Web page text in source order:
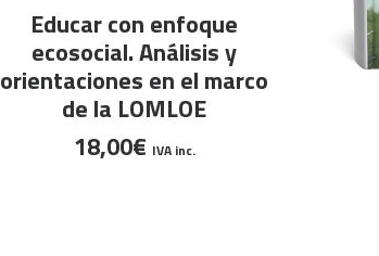
LEER MÁS
Educar con enfoque
ecosocial. Análisis y
orientaciones en el marco
de la LOMLOE
18,00€ IVA inc.